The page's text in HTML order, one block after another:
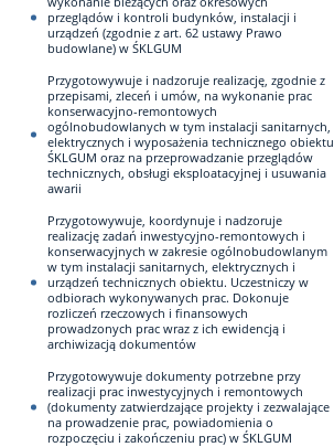
przeglądów i kontroli budynków, instalacji i
urządzeń (zgodnie z art. 62 ustawy Prawo
budowlane) w ŚKLGUM
Przygotowywuje i nadzoruje realizację, zgodnie z
przepisami, zleceń i umów, na wykonanie prac
konserwacyjno-remontowych
ogólnobudowlanych w tym instalacji sanitarnych,
elektrycznych i wyposażenia technicznego obiektu
ŚKLGUM oraz na przeprowadzanie przeglądów
technicznych, obsługi eksploatacyjnej i usuwania
awarii
Przygotowywuje, koordynuje i nadzoruje
realizację zadań inwestycyjno-remontowych i
konserwacyjnych w zakresie ogólnobudowlanym
w tym instalacji sanitarnych, elektrycznych i
urządzeń technicznych obiektu. Uczestniczy w
odbiorach wykonywanych prac. Dokonuje
rozliczeń rzeczowych i finansowych
prowadzonych prac wraz z ich ewidencją i
archiwizacją dokumentów
Przygotowywuje dokumenty potrzebne przy
realizacji prac inwestycyjnych i remontowych
(dokumenty zatwierdzające projekty i zezwalające
na prowadzenie prac, powiadomienia o
rozpoczęciu i zakończeniu prac) w ŚKLGUM